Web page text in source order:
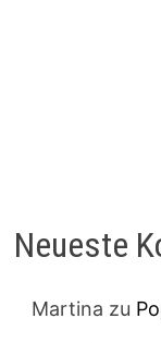
Neueste
Martina zu